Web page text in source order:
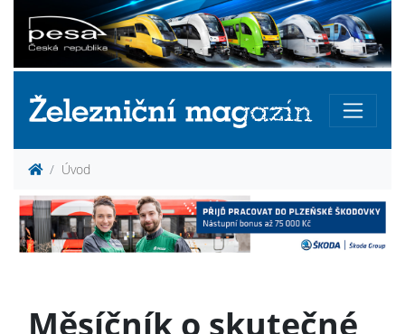
Úvod
Měsíčník o skutečné